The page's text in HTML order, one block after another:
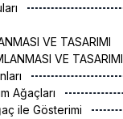
VE TASARIMI
VE TASARIMI
Ağaçları
ile Gösterimi